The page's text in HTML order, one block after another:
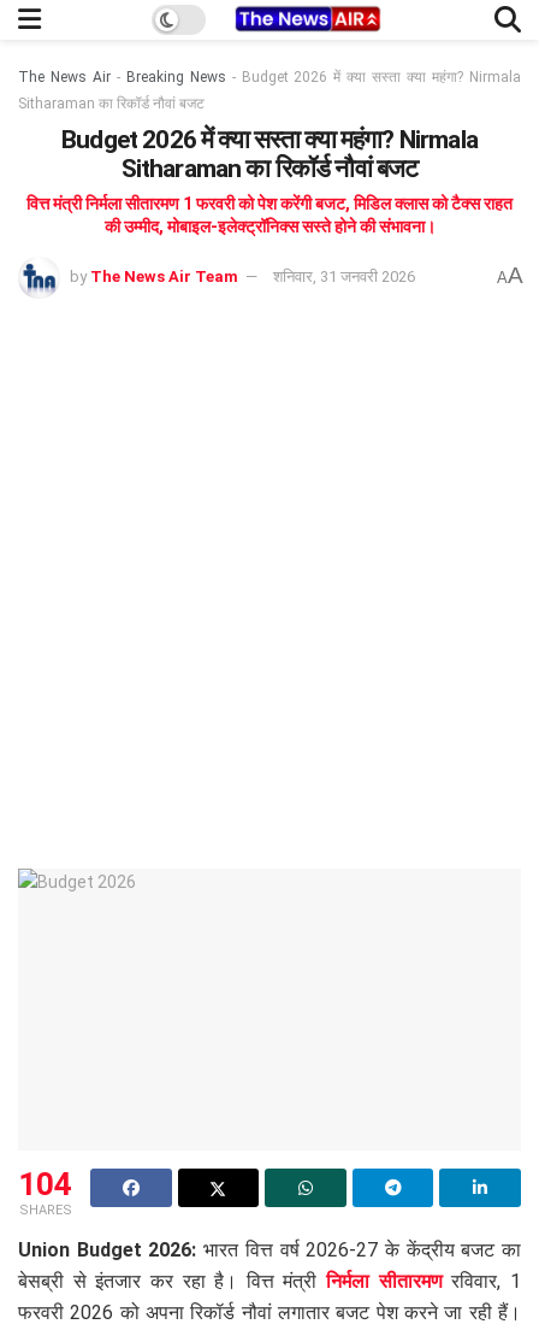
The News Air- Breaking News - Budget 2026 में क्या सस्ता क्या महंगा? Nirmala
Sitharaman का रिकॉर्ड नौवां बजट
Budget 2026 में क्या सस्ता क्या महंगा? Nirmala
Sitharaman का रिकॉर्ड नौवां बजट
वित्त मंत्री निर्मला सीतारमण 1 फरवरी को पेश करेंगी बजट, मिडिल क्लास को टैक्स राहत
की उम्मीद, मोबाइल-इलेक्ट्रॉनिक्स सस्ते होने की संभावना।
by The News Air Team शनिवार, 31 जनवरी 2026 AA
104
SHARES
Union Budget 2026: भारत वित्त वर्ष 2026-27 के केंद्रीय बजट का
बेसब्री से इंतजार कर रहा है। वित्त मंत्रीनिर्मला सीतारमणरविवार, 1
फरवरी 2026 को अपना रिकॉर्ड नौवां लगातार बजट पेश करने जा रही हैं।